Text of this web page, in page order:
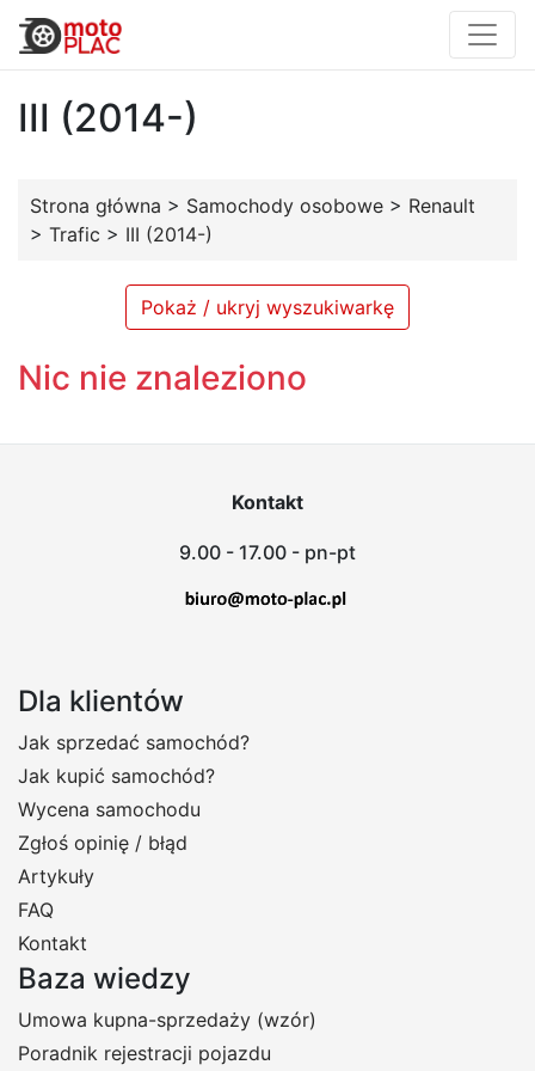
III (2014-)
Strona główna > Samochody osobowe > Renault
> Trafic > III (2014-)
Pokaż / ukryj wyszukiwarkę
Nic nie znaleziono
Kontakt
9.00 - 17.00 - pn-pt
Dla klientów
Jak sprzedać samochód?
Jak kupić samochód?
Wycena samochodu
Zgłoś opinię / błąd
Artykuły
FAQ
Kontakt
Baza wiedzy
Umowa kupna-sprzedaży (wzór)
Poradnik rejestracji pojazdu